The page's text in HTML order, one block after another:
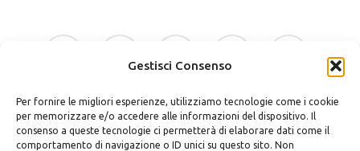
Gestisci Consenso
Per fornire le migliori esperienze, utilizziamo tecnologie come i cookie
per memorizzare e/o accedere alle informazioni del dispositivo. Il
consenso a queste tecnologie ci permetterà di elaborare dati come il
comportamento di navigazione o ID unici su questo sito. Non
facebook
google-
instagram whatsapp tiktok
phone email